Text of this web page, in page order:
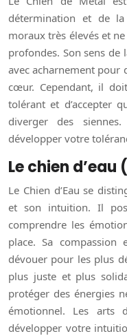
détermination et de
moraux très élevés et
profondes. Son sens de
avec acharnement pour
cœur. Cependant, il
tolérant et d’accepter
diverger des
développer votre
Le chien d’eau
Le Chien d’Eau se
et son intuition. Il
comprendre les
place. Sa
dévouer pour les plus
plus juste et plus
protéger des énergies
émotionnel. Les arts
développer votre